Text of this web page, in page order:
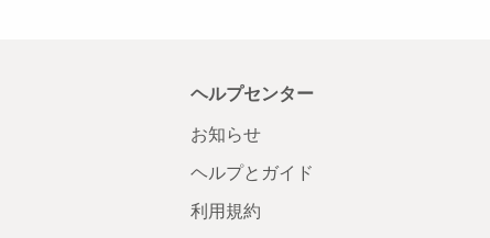
ヘルプセンター
お知らせ
ヘルプとガイド
利用規約